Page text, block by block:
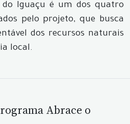
do Iguaçu é um dos quatro
pelo projeto, que busca
dos recursos naturais
local.
Abrace o